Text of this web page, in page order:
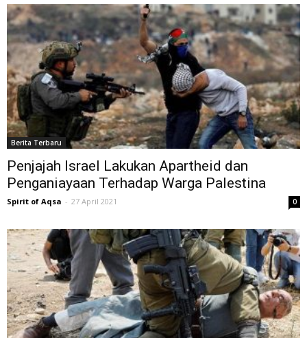
Berita Terbaru
Penjajah Israel Lakukan Apartheid dan
Penganiayaan Terhadap Warga Palestina
Spirit of Aqsa - 27 April 2021 0